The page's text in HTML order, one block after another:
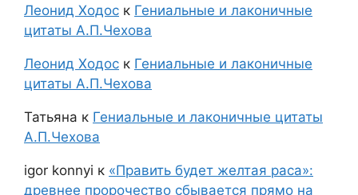
Леонид Ходос к Гениальные и лаконичные
цитаты А.П.Чехова
Леонид Ходос к Гениальные и лаконичные
цитаты А.П.Чехова
Татьяна к Гениальные и лаконичные цитаты
А.П.Чехова
igor konnyi к «Править будет желтая раса»:
древнее пророчество сбывается прямо на